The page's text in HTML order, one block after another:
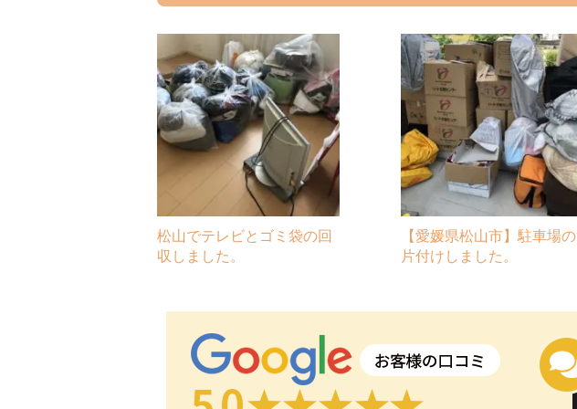
松山でテレビとゴミ袋の回
収しました。
【愛媛県松山市】駐車場の
片付けしました。